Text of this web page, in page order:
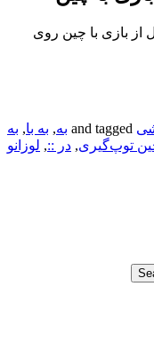
از بازی با چین روی
به, به با, به
توپ‌گیری, در ::, لوزانو